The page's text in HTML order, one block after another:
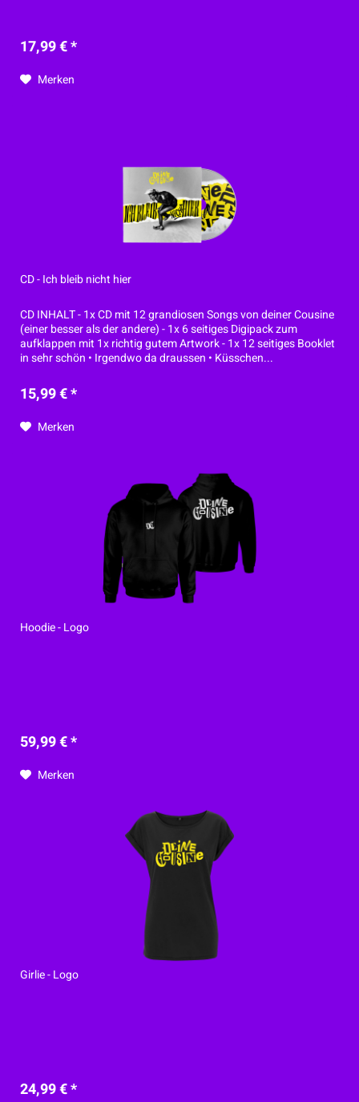
17,99 € *
Merken
CD - Ich bleib nicht hier
CD INHALT - 1x CD mit 12 grandiosen Songs von deiner Cousine
(einer besser als der andere) - 1x 6 seitiges Digipack zum
aufklappen mit 1x richtig gutem Artwork - 1x 12 seitiges Booklet
in sehr schön • Irgendwo da draussen • Küsschen...
15,99 € *
Merken
Hoodie - Logo
59,99 € *
Merken
Girlie - Logo
24,99 € *